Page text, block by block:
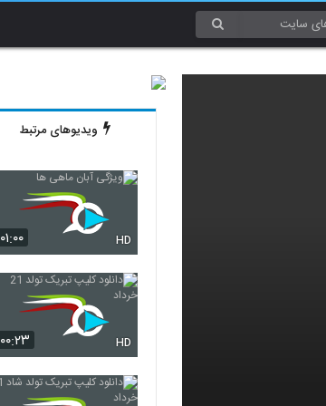
ویدیوهای مرتبط
۰۱:۰۰ HD
۰۰:۲۳ HD